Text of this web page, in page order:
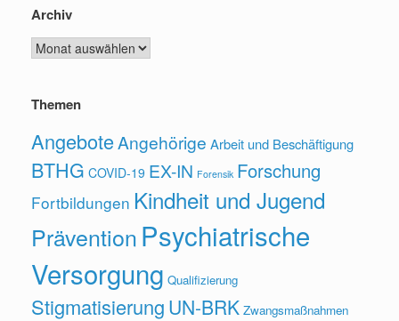
Archiv
Archiv
Themen
AngeboteAngehörige Arbeit und Beschäftigung
BTHG COVID-19 EX-IN Forensik Forschung
Fortbildungen Kindheit und Jugend
PräventionPsychiatrische
Versorgung Qualifizierung
Stigmatisierung UN-BRK Zwangsmaßnahmen